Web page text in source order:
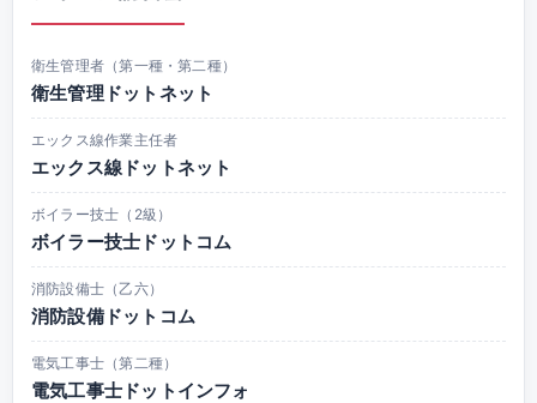
衛生管理者（第一種・第二種）
衛生管理ドットネット
エックス線作業主任者
エックス線ドットネット
ボイラー技士（2級）
ボイラー技士ドットコム
消防設備士（乙六）
消防設備ドットコム
電気工事士（第二種）
電気工事士ドットインフォ